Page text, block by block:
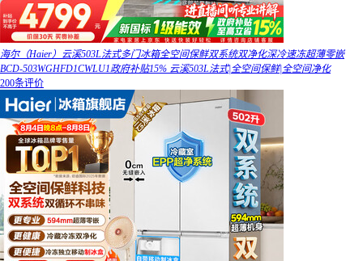
海尔（Haier）云溪503L法式多门冰箱全空间保鲜双系统双净化深冷速冻超薄零嵌
BCD-503WGHFD1CWLU1政府补贴15% 云溪503L法式|全空间保鲜|全空间净化
200条评价